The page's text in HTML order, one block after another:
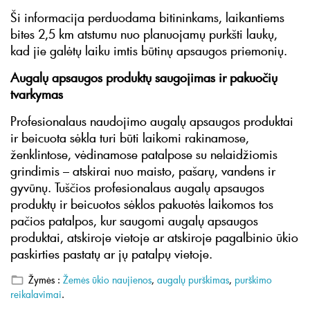
Ši informacija perduodama bitininkams, laikantiems
bites 2,5 km atstumu nuo planuojamų purkšti laukų,
kad jie galėtų laiku imtis būtinų apsaugos priemonių.
Augalų apsaugos produktų saugojimas ir pakuočių
tvarkymas
Profesionalaus naudojimo augalų apsaugos produktai
ir beicuota sėkla turi būti laikomi rakinamose,
ženklintose, vėdinamose patalpose su nelaidžiomis
grindimis – atskirai nuo maisto, pašarų, vandens ir
gyvūnų. Tuščios profesionalaus augalų apsaugos
produktų ir beicuotos sėklos pakuotės laikomos tos
pačios patalpos, kur saugomi augalų apsaugos
produktai, atskiroje vietoje ar atskiroje pagalbinio ūkio
paskirties pastatų ar jų patalpų vietoje.
Žymės : Žemės ūkio naujienos, augalų purškimas, purškimo
reikalavimai.